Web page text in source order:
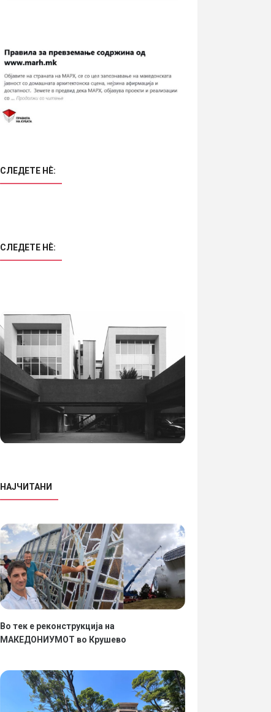
СЛЕДЕТЕ НÈ:
СЛЕДЕТЕ НÈ:
НАЈЧИТАНИ
Во тек е реконструкција на
МАКЕДОНИУМОТ во Крушево